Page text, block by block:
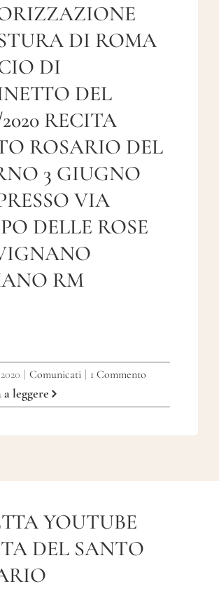
DI ROMA
DI
DEL
RECITA
ROSARIO DEL
3 GIUGNO
VIA
DELLE ROSE
RM
Comunicati 1 Commento
leggere
YOUTUBE
DEL SANTO